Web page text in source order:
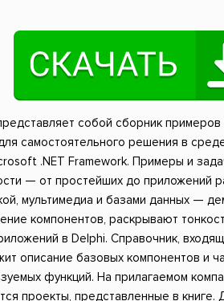
Современная проза
История России
Эзотерика
собой сборник
самостоятельного решения в
.NET Framework. Примеры и
— от простейших до приложений
мультимедиа и базами данных —
компонентов, раскрывают
в Delphi. Справочник,
описание базовых компонентов и
функций. На прилагаемом
проекты, представленные в